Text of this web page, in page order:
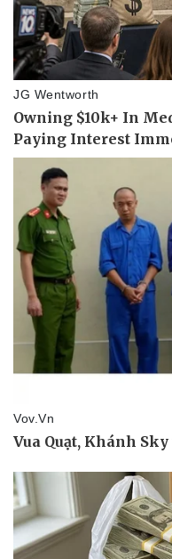
Sức khỏe
Dinh dưỡng - món ngon
Cây thuốc
Sản phụ khoa
Nhi khoa
Nam khoa
Làm đẹp - giảm cân
Phòng mạch online
Ăn sạch sống khỏe